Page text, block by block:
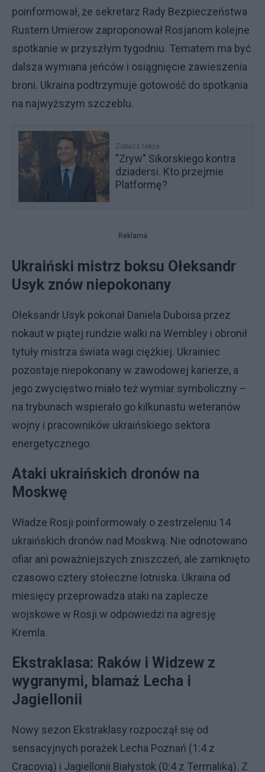
poinformował, że sekretarz Rady Bezpieczeństwa
Rustem Umierow zaproponował Rosjanom kolejne
spotkanie w przyszłym tygodniu. Tematem ma być
dalsza wymiana jeńców i osiągnięcie zawieszenia
broni. Ukraina podtrzymuje gotowość do spotkania
na najwyższym szczeblu.
Zobacz także
"Zryw" Sikorskiego kontra
dziadersi. Kto przejmie
Platformę?
Reklama
Ukraiński mistrz boksu Ołeksandr
Usyk znów niepokonany
Ołeksandr Usyk pokonał Daniela Duboisa przez
nokaut w piątej rundzie walki na Wembley i obronił
tytuły mistrza świata wagi ciężkiej. Ukrainiec
pozostaje niepokonany w zawodowej karierze, a
jego zwycięstwo miało też wymiar symboliczny –
na trybunach wspierało go kilkunastu weteranów
wojny i pracowników ukraińskiego sektora
energetycznego.
Ataki ukraińskich dronów na
Moskwę
Władze Rosji poinformowały o zestrzeleniu 14
ukraińskich dronów nad Moskwą. Nie odnotowano
ofiar ani poważniejszych zniszczeń, ale zamknięto
czasowo cztery stołeczne lotniska. Ukraina od
miesięcy przeprowadza ataki na zaplecze
wojskowe w Rosji w odpowiedzi na agresję
Kremla.
Ekstraklasa: Raków i Widzew z
wygranymi, blamaż Lecha i
Jagiellonii
Nowy sezon Ekstraklasy rozpoczął się od
sensacyjnych porażek Lecha Poznań (1:4 z
Cracovią) i Jagiellonii Białystok (0:4 z Termaliką). Z